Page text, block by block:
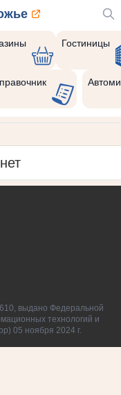
Гостиницы
выдано Федеральной
технологий и
05 ноября 2024 г.